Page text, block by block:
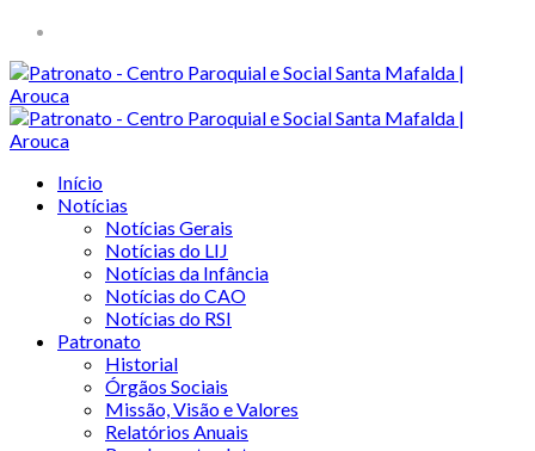
Início
Notícias
Notícias Gerais
Notícias do LIJ
Notícias da Infância
Notícias do CAO
Notícias do RSI
Patronato
Historial
Órgãos Sociais
Missão, Visão e Valores
Relatórios Anuais